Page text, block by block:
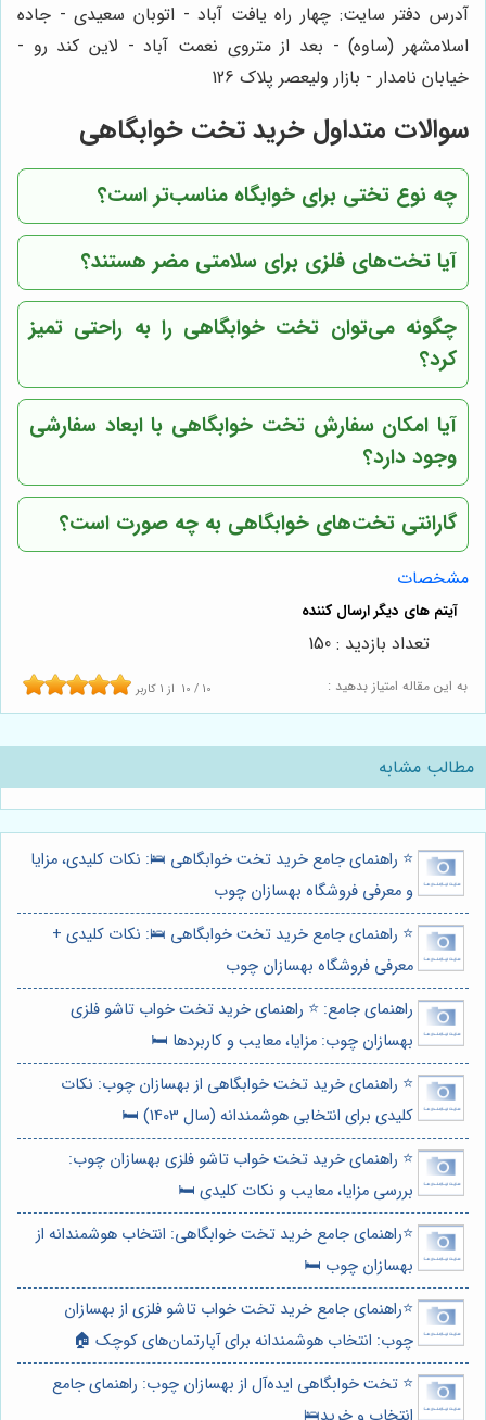
آدرس دفتر سایت: چهار راه یافت آباد - اتوبان سعیدی - جاده
اسلامشهر (ساوه) - بعد از متروی نعمت آباد - لاین کند رو -
خیابان نامدار - بازار ولیعصر پلاک 126
سوالات متداول خرید تخت خوابگاهی
چه نوع تختی برای خوابگاه مناسب‌تر است؟
آیا تخت‌های فلزی برای سلامتی مضر هستند؟
چگونه می‌توان تخت خوابگاهی را به راحتی تمیز
کرد؟
آیا امکان سفارش تخت خوابگاهی با ابعاد سفارشی
وجود دارد؟
گارانتی تخت‌های خوابگاهی به چه صورت است؟
مشخصات
به این مقاله امتیاز بدهید : 10 / 10 از 1 کاربر
تعداد بازدید : 150
مطالب مشابه
⭐️ راهنمای جامع خرید تخت خوابگاهی 🛌: نکات کلیدی، مزایا
و معرفی فروشگاه بهسازان چوب
⭐️ راهنمای جامع خرید تخت خوابگاهی 🛌: نکات کلیدی +
معرفی فروشگاه بهسازان چوب
راهنمای جامع: ⭐️ راهنمای خرید تخت خواب تاشو فلزی
بهسازان چوب: مزایا، معایب و کاربردها 🛏️
⭐️ راهنمای خرید تخت خوابگاهی از بهسازان چوب: نکات
کلیدی برای انتخابی هوشمندانه (سال 1403) 🛏️
⭐️ راهنمای خرید تخت خواب تاشو فلزی بهسازان چوب:
بررسی مزایا، معایب و نکات کلیدی 🛏️
⭐️راهنمای جامع خرید تخت خوابگاهی: انتخاب هوشمندانه از
بهسازان چوب 🛏️
⭐️راهنمای جامع خرید تخت خواب تاشو فلزی از بهسازان
چوب: انتخاب هوشمندانه برای آپارتمان‌های کوچک 🏠
⭐️ تخت خوابگاهی ایده‌آل از بهسازان چوب: راهنمای جامع